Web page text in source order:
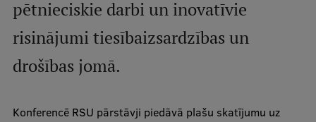
Par RSU
Studentu dzīve
pētnieciskie darbi un inovatīvie
risinājumi tiesībaizsardzības un
drošības jomā.
Konferencē RSU pārstāvji piedāvā plašu skatījumu uz